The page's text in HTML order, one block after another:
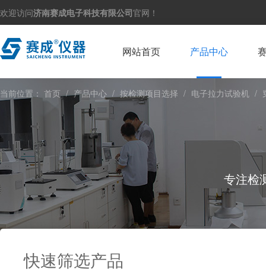
欢迎访问济南赛成电子科技有限公司官网！
网站首页 产品中心
当前位置： 首页 / 产品中心 / 按检测项目选择 / 电子拉力试验机 /
专注检
快速筛选产品